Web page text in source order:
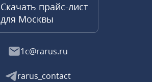
Скачать прайс-лист
для Москвы
1c@rarus.ru
rarus_contact